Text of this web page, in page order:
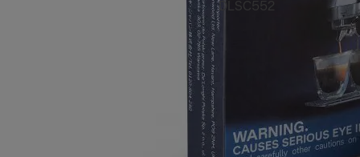
DLSC552